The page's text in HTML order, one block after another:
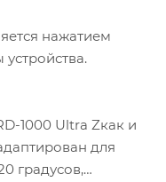
нажатием
1000 Ultra Zкак и
для
градусов,